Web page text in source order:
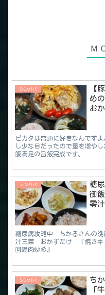
シンパパ
【
め
お
ピカタは普通に好きなんです
し少な目だったので量を増や
腹満足の旨飯完成です。
シンパパ
糖
御
零
糖尿病攻略中 ちかるさんの
汁三菜 おかずだけ 『焼きキ
回鍋肉炒め』
シンパパ
ち
「